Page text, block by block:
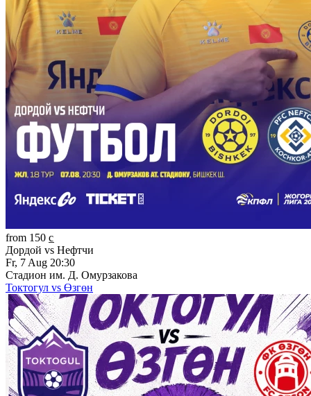
from 150 c̲
Дордой vs Нефтчи
Fr, 7 Aug 20:30
Стадион им. Д. Омурзакова
Токтогул vs Өзгөн